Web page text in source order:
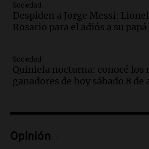
Audio.El abuelo de
las nuevas detenciones:
Episodios
Audio.Una nutricionista
del desayuno ideal: qué
Sociedad
Despiden a Jorge Messi:
Rosario para el adiós a su papá
Sociedad
Quiniela nocturna: conocé los
ganadores de hoy sábado 8 de
Opinión